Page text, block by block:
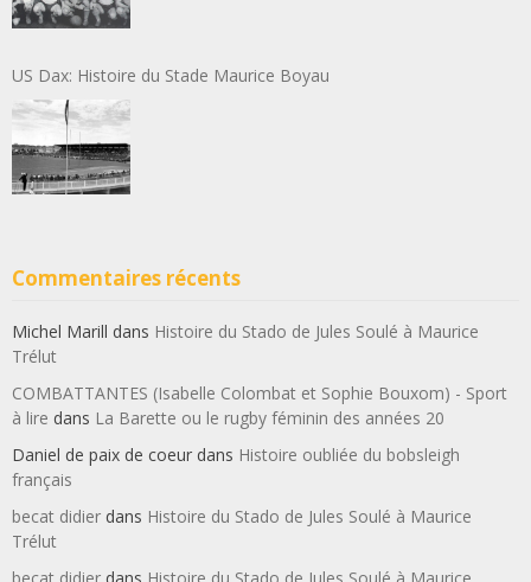
US Dax: Histoire du Stade Maurice Boyau
Commentaires récents
Michel Marill dans Histoire du Stado de Jules Soulé à Maurice
Trélut
COMBATTANTES (Isabelle Colombat et Sophie Bouxom) - Sport
à lire dans La Barette ou le rugby féminin des années 20
Daniel de paix de coeur dans Histoire oubliée du bobsleigh
français
becat didier dans Histoire du Stado de Jules Soulé à Maurice
Trélut